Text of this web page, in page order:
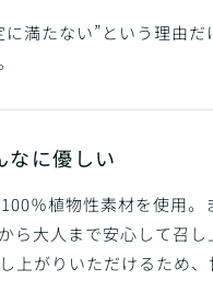
満たない”という理由
なに優しい
％植物性素材を使用
大人まで安心して召
がりいただけるため、